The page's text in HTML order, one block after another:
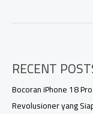
Selfie
Terbaik
2025
RECENT
Bocoran iPhone 18
Revolusioner yang